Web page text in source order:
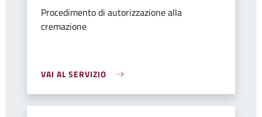
Procedimento di autorizzazione alla
cremazione
VAI AL SERVIZIO